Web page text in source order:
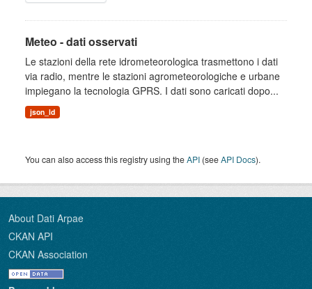
Meteo - dati osservati
Le stazioni della rete idrometeorologica trasmettono i dati
via radio, mentre le stazioni agrometeorologiche e urbane
impiegano la tecnologia GPRS. I dati sono caricati dopo...
json_ld
You can also access this registry using theAPI (seeAPI Docs).
About Dati Arpae
CKAN API
CKAN Association